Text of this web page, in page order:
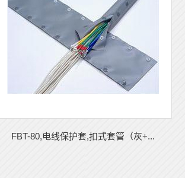
FBT-80,电线保护套,扣式套管（灰+...